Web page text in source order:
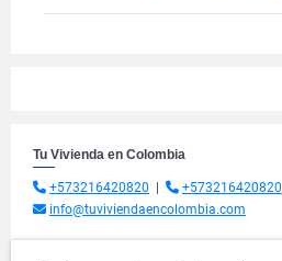
Tu Vivienda en Colombia
+573216420820
+573216420820
info@tuviviendaencolombia.com